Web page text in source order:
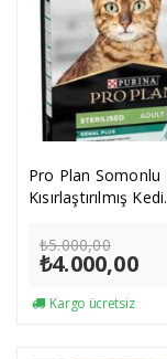
Pro Plan Somonlu
Kısırlaştırılmış Kedi
₺5.000,00
fiyat:
₺4.000,00Şu
Kargo ücretsiz